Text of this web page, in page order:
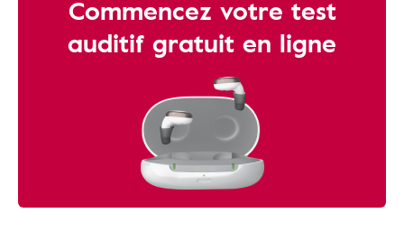
Commencez votre test
auditif gratuit en ligne